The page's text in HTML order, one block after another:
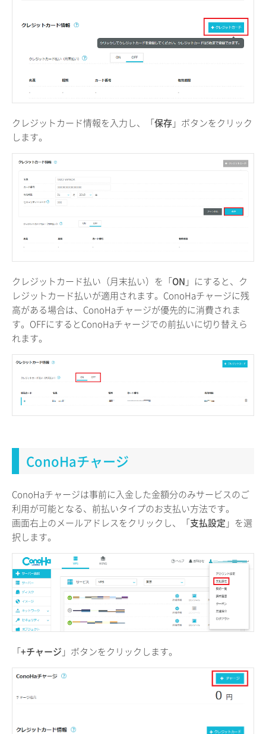
クレジットカード情報を入力し、「保存」ボタンをクリック
します。
クレジットカード払い（月末払い）を「ON 」にすると、ク
レジットカード払いが適用されます。ConoHaチャージに残
高がある場合は、ConoHaチャージが優先的に消費されま
す。OFFにするとConoHaチャージでの前払いに切り替えら
れます。
ConoHaチャージ
ConoHaチャージは事前に入金した金額分のみサービスのご
利用が可能となる、前払いタイプのお支払い方法です。
画面右上のメールアドレスをクリックし、「支払設定 」を選
択します。
「+チャージ 」ボタンをクリックします。